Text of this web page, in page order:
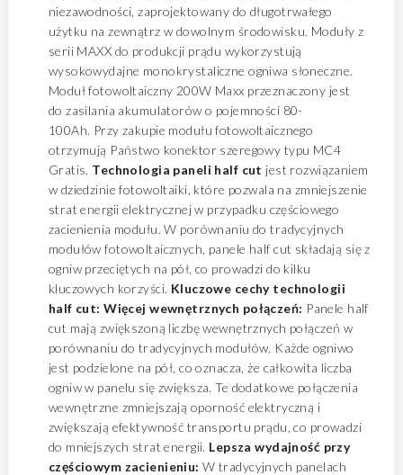
niezawodności, zaprojektowany do długotrwałego
użytku na zewnątrz w dowolnym środowisku. Moduły z
serii MAXX do produkcji prądu wykorzystują
wysokowydajne monokrystaliczne ogniwa słoneczne.
Moduł fotowoltaiczny 200W Maxx przeznaczony jest
do zasilania akumulatorów o pojemności 80-
100Ah. Przy zakupie modułu fotowoltaicznego
otrzymują Państwo konektor szeregowy typu MC4
Gratis. Technologia paneli half cut jest rozwiązaniem
w dziedzinie fotowoltaiki, które pozwala na zmniejszenie
strat energii elektrycznej w przypadku częściowego
zacienienia modułu. W porównaniu do tradycyjnych
modułów fotowoltaicznych, panele half cut składają się z
ogniw przeciętych na pół, co prowadzi do kilku
kluczowych korzyści. Kluczowe cechy technologii
half cut: Więcej wewnętrznych połączeń: Panele half
cut mają zwiększoną liczbę wewnętrznych połączeń w
porównaniu do tradycyjnych modułów. Każde ogniwo
jest podzielone na pół, co oznacza, że całkowita liczba
ogniw w panelu się zwiększa. Te dodatkowe połączenia
wewnętrzne zmniejszają oporność elektryczną i
zwiększają efektywność transportu prądu, co prowadzi
do mniejszych strat energii. Lepsza wydajność przy
częściowym zacienieniu: W tradycyjnych panelach